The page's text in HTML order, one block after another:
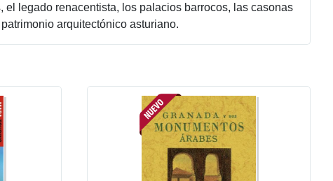
legado renacentista, los palacios barrocos, las casonas
arquitectónico asturiano.